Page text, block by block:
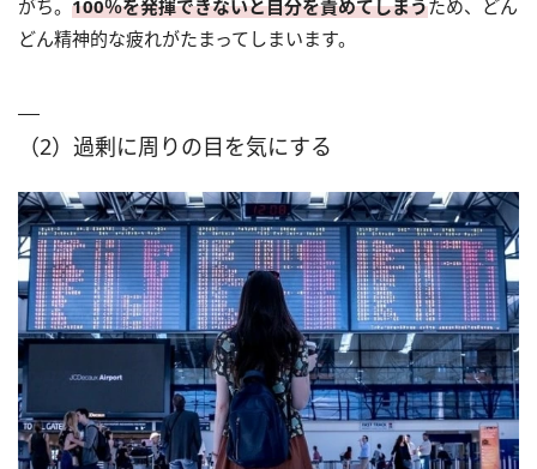
がち。 100％を発揮できないと自分を責めてしまうため、どん
どん精神的な疲れがたまってしまいます。
（2）過剰に周りの目を気にする